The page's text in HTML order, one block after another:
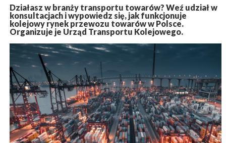
Działasz w branży transportu towarów? Weź udział w
konsultacjach i wypowiedz się, jak funkcjonuje
kolejowy rynek przewozu towarów w Polsce.
Organizuje je Urząd Transportu Kolejowego.